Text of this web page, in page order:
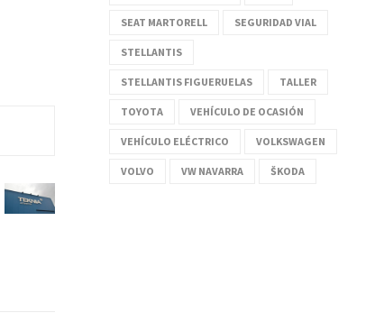
SEAT MARTORELL SEGURIDAD VIAL
STELLANTIS
STELLANTIS FIGUERUELAS TALLER
TOYOTA VEHÍCULO DE OCASIÓN
VEHÍCULO ELÉCTRICO VOLKSWAGEN
VOLVO VW NAVARRA ŠKODA